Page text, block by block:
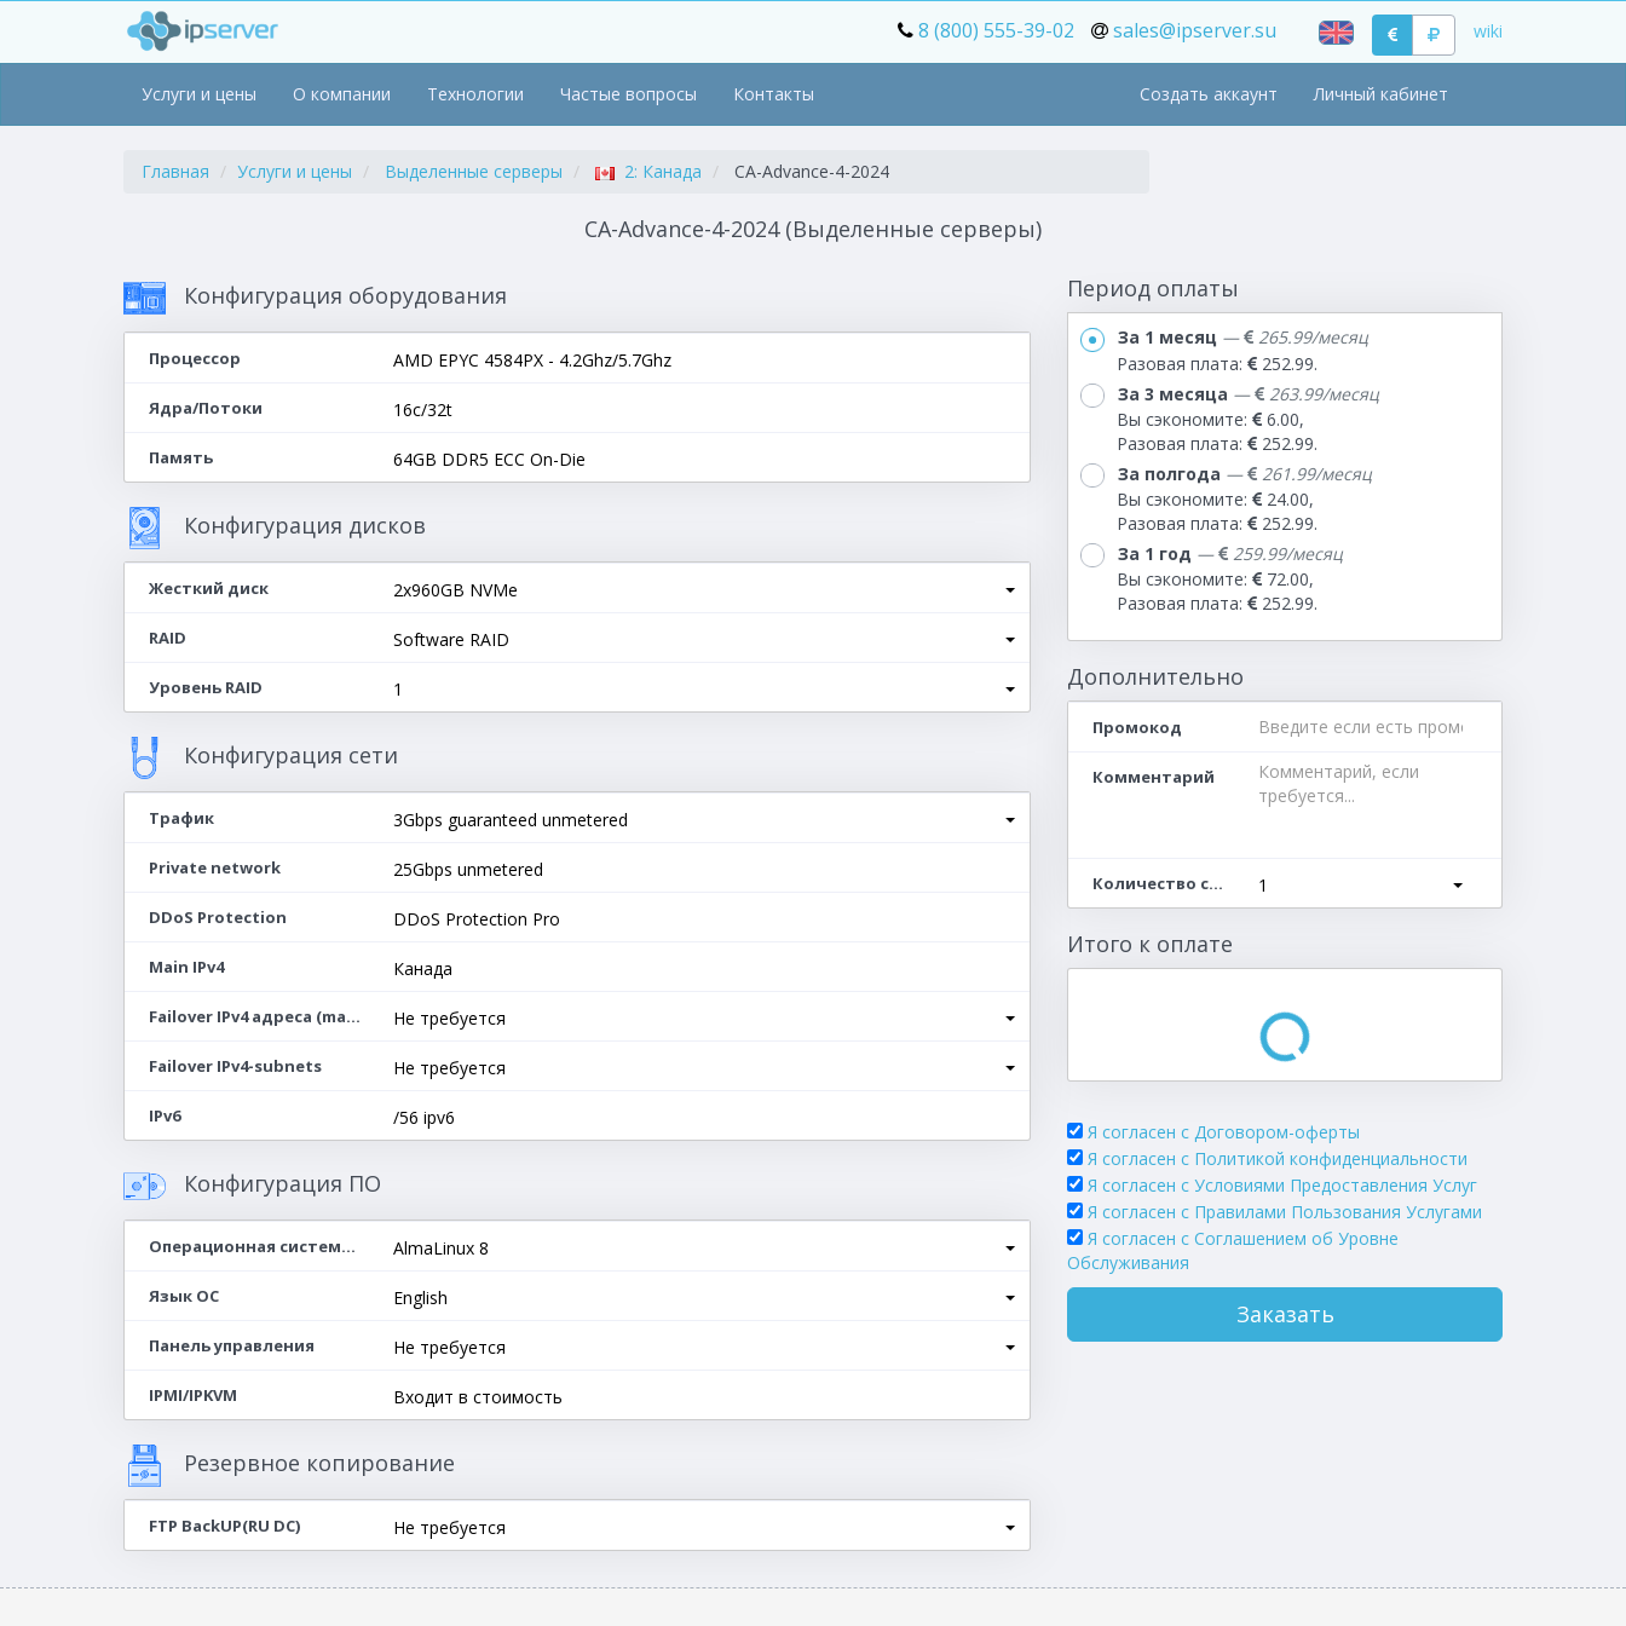
wiki
8 (800) 555-39-02 sales@ipserver.su
Услуги и цены О компании Технологии Частые вопросы Контакты Личный кабинет
Создать аккаунт
Главная Услуги и цены Выделенные серверы 2: Канада CA-Advance-4-2024
CA-Advance-4-2024 (Выделенные серверы)
Конфигурация оборудования
Процессор AMD EPYC 4584PX - 4.2Ghz/5.7Ghz
Ядра/Потоки 16c/32t
Память 64GB DDR5 ECC On-Die
Конфигурация дисков
Жесткий диск 2х960GB NVMe
RAID Software RAID
Уровень RAID 1
Конфигурация сети
Трафик 3Gbps guaranteed unmetered
Private network 25Gbps unmetered
DDoS Protection DDoS Protection Pro
Main IPv4 Канада
Failover IPv4 адреса (max 64) Не требуется
Failover IPv4-subnets Не требуется
IPv6 /56 ipv6
Конфигурация ПО
Операционная система(64-bit) AlmaLinux 8
Язык ОС English
Панель управления Не требуется
IPMI/IPKVM Входит в стоимость
Резервное копирование
FTP BackUP(RU DC) Не требуется
Период оплаты
За 1 месяц —
265.99/месяц
Разовая плата:
252.99.
За 3 месяца —
263.99/месяц
Вы сэкономите:
6.00,
Разовая плата:
252.99.
За полгода —
261.99/месяц
Вы сэкономите:
24.00,
Разовая плата:
252.99.
За 1 год —
259.99/месяц
Вы сэкономите:
72.00,
Разовая плата:
252.99.
Дополнительно
Промокод
Комментарий
Количество серверов 1
Итого к оплате
Я согласен с Договором-оферты
Я согласен с Политикой конфиденциальности
Я согласен с Условиями Предоставления Услуг
Я согласен с Правилами Пользования Услугами
Я согласен c Соглашением об Уровне
Обслуживания
Заказать